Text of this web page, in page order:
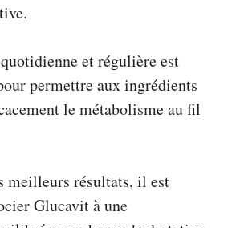
et régulière est
permettre aux ingrédients
le métabolisme au fil
meilleurs résultats, il est
Glucavit à une